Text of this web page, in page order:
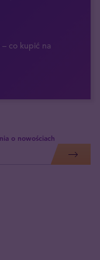
co kupić na
o nowościach